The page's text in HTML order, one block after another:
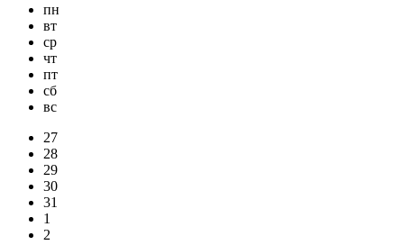
пн
вт
ср
чт
пт
сб
вс
27
28
29
30
31
1
2